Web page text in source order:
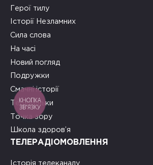
Герої тилу
Історії Незламних
Сила слова
На часі
Новий погляд
Подружки
Смачні історії
Теревеньки
Точка зору
Школа здоров’я
ТЕЛЕРАДІОМОВЛЕННЯ
Історія телеканалу
КНОПКА
ЗВ'ЯЗКУ